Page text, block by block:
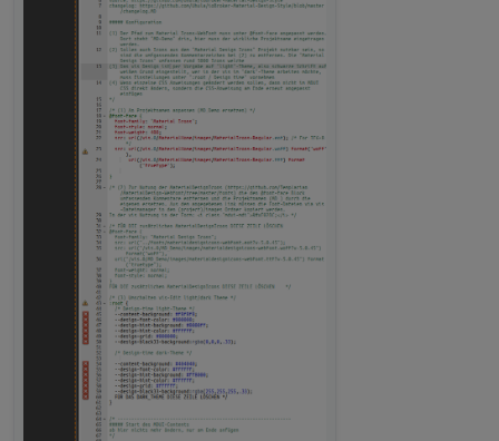
host.IOBroker	2020-05-08 16:15:22.182
host.IOBroker	2020-05-08 16:15:22.179
host.IOBroker	2020-05-08 16:15:21.809